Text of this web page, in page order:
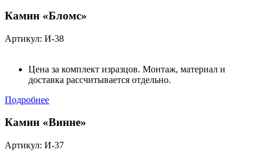
Камин «Бломс»
Артикул: И-38
Цена за комплект изразцов. Монтаж, материал и
доставка рассчитывается отдельно.
Подробнее
Камин «Винне»
Артикул: И-37